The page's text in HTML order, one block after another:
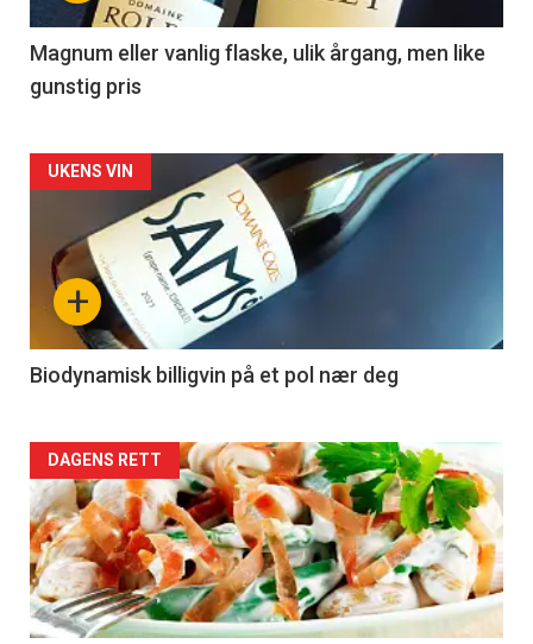
3
Magnum eller vanlig flaske, ulik årgang, men like
gunstig pris
Forsiden
akkurat
nå
4
+
UKENS VIN
Biodynamisk billigvin på et pol nær deg
Forsiden
akkurat
nå
-
DAGENS RETT